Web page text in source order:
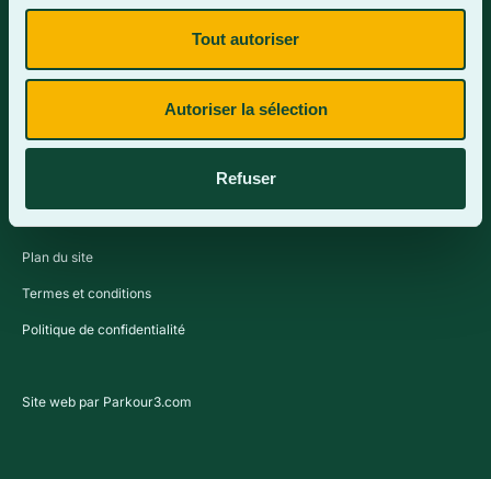
Tout autoriser
Autoriser la sélection
Refuser
Plan du site
Termes et conditions
Politique de confidentialité
Site web par Parkour3.com